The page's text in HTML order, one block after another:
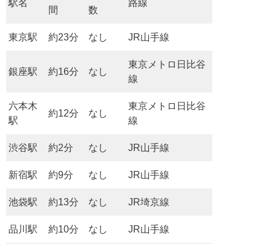
駅名
間
数
路線
東京駅 約23分 なし JR山手線
銀座駅 約16分 なし
東京メトロ日比谷
線
六本木
駅
約12分 なし
東京メトロ日比谷
線
渋谷駅 約2分 なし JR山手線
新宿駅 約9分 なし JR山手線
池袋駅 約13分 なし JR埼京線
品川駅 約10分 なし JR山手線